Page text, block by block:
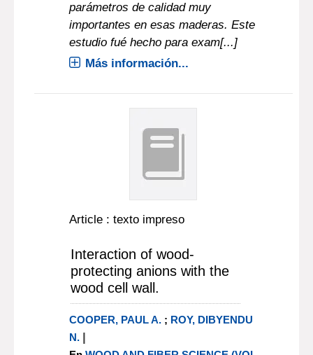
parámetros de calidad muy
importantes en esas maderas. Este
estudio fué hecho para exam[...]
Más información...
Article : texto impreso
Interaction of wood-
protecting anions with the
wood cell wall.
COOPER, PAUL A.; ROY, DIBYENDU
N. |